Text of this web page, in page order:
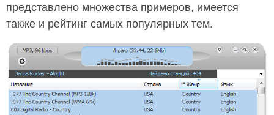
представлено множества примеров, имеется
также и рейтинг самых популярных тем.